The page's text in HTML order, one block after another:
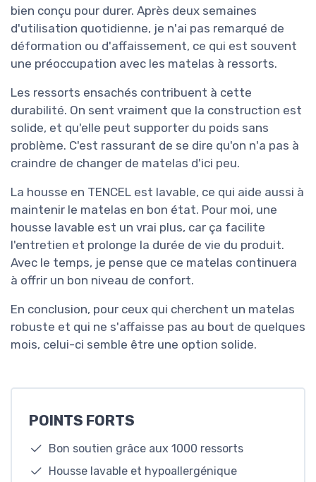
bien conçu pour durer. Après deux semaines
d'utilisation quotidienne, je n'ai pas remarqué de
déformation ou d'affaissement, ce qui est souvent
une préoccupation avec les matelas à ressorts.
Les ressorts ensachés contribuent à cette
durabilité. On sent vraiment que la construction est
solide, et qu'elle peut supporter du poids sans
problème. C'est rassurant de se dire qu'on n'a pas à
craindre de changer de matelas d'ici peu.
La housse en TENCEL est lavable, ce qui aide aussi à
maintenir le matelas en bon état. Pour moi, une
housse lavable est un vrai plus, car ça facilite
l'entretien et prolonge la durée de vie du produit.
Avec le temps, je pense que ce matelas continuera
à offrir un bon niveau de confort.
En conclusion, pour ceux qui cherchent un matelas
robuste et qui ne s'affaisse pas au bout de quelques
mois, celui-ci semble être une option solide.
POINTS FORTS
Bon soutien grâce aux 1000 ressorts
Housse lavable et hypoallergénique